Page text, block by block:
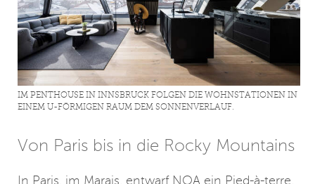
IM PENTHOUSE IN INNSBRUCK FOLGEN DIE WOHNSTATIONEN IN
EINEM U-FÖRMIGEN RAUM DEM SONNENVERLAUF.
Von Paris bis in die Rocky Mountains
In Paris, im Marais, entwarf NOA ein Pied-à-terre,